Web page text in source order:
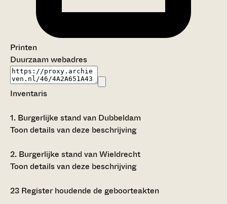
Printen
Duurzaam webadres
Inventaris
1. Burgerlijke stand van Dubbeldam
Toon details van deze beschrijving
2. Burgerlijke stand van Wieldrecht
Toon details van deze beschrijving
23 Register houdende de geboorteakten